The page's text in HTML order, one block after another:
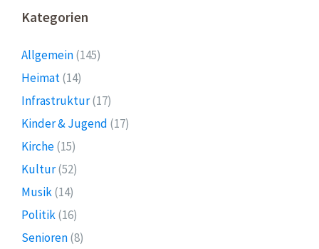
Kategorien
Allgemein(145)
Heimat(14)
Infrastruktur(17)
Kinder & Jugend (17)
Kirche(15)
Kultur(52)
Musik(14)
Politik(16)
Senioren(8)